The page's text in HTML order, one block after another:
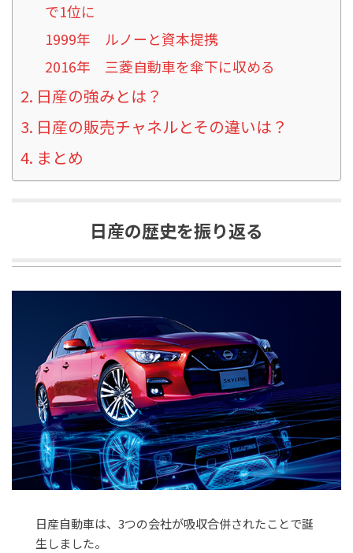
で1位に
1999年 ルノーと資本提携
2016年 三菱自動車を傘下に収める
日産の強みとは？
日産の販売チャネルとその違いは？
まとめ
日産の歴史を振り返る
日産自動車は、3つの会社が吸収合併されたことで誕
生しました。